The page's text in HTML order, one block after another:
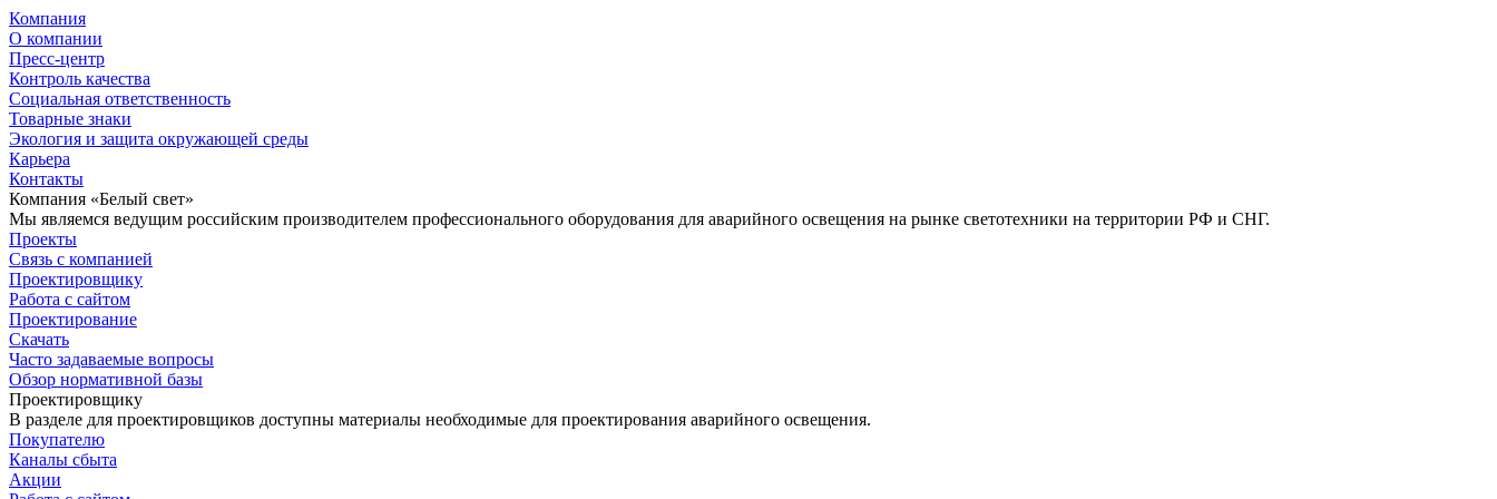
Компания
О компании
Пресс-центр
Контроль качества
Социальная ответственность
Товарные знаки
Экология и защита окружающей среды
Карьера
Контакты
Компания «Белый свет»
Мы являемся ведущим российским производителем профессионального оборудования для аварийного освещения на рынке светотехники на территории РФ и СНГ.
Проекты
Связь с компанией
Проектировщику
Работа с сайтом
Проектирование
Скачать
Часто задаваемые вопросы
Обзор нормативной базы
Проектировщику
В разделе для проектировщиков доступны материалы необходимые для проектирования аварийного освещения.
Покупателю
Каналы сбыта
Акции